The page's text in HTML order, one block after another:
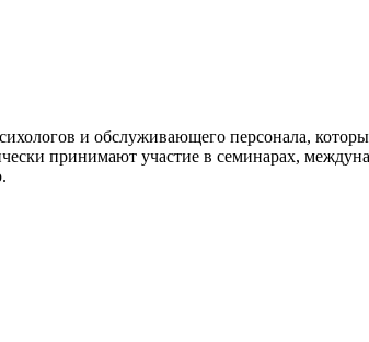
и обслуживающего персонала,
принимают участие в семинарах,